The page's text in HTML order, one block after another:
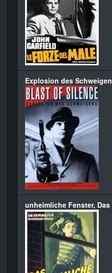
Explosion des
unheimliche Fenster, Das